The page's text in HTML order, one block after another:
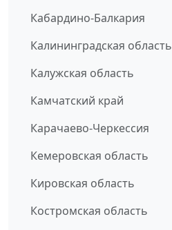
Кабардино-Балкария
Калининградская область
Калужская область
Камчатский край
Карачаево-Черкессия
Кемеровская область
Кировская область
Костромская область